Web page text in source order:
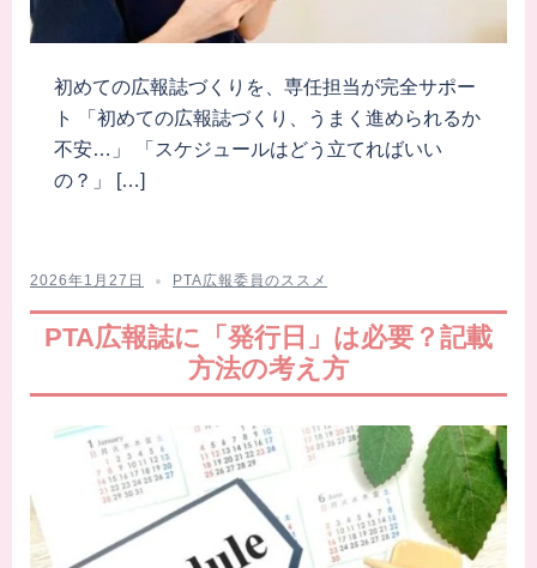
初めての広報誌づくりを、専任担当が完全サポー
ト 「初めての広報誌づくり、うまく進められるか
不安…」 「スケジュールはどう立てればいい
の？」 […]
2026年1月27日 PTA広報委員のススメ
PTA広報誌に「発行日」は必要？記載
方法の考え方